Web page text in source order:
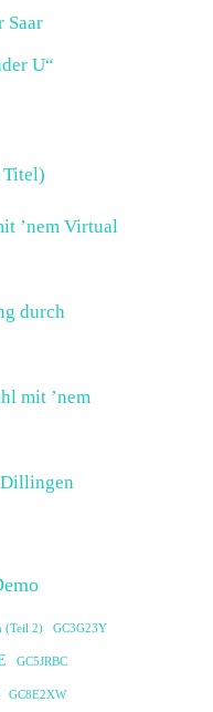
Saar
U“
’nem Virtual
durch
mit ’nem
(Teil 2) GC3G23Y
GC5JRBC
GC8E2XW